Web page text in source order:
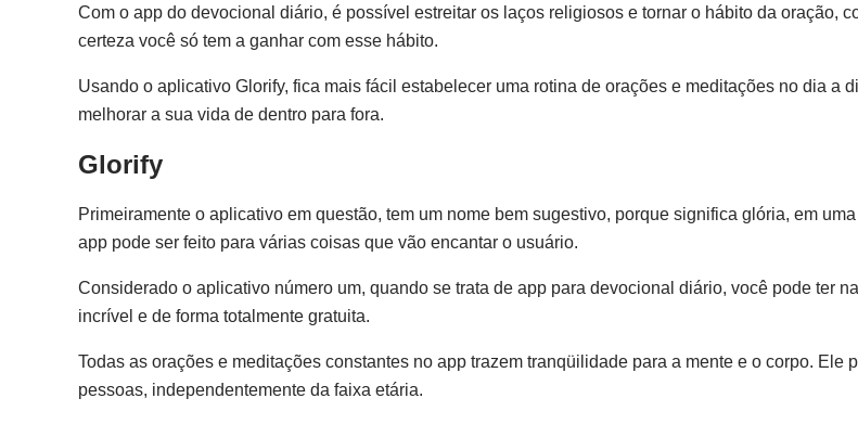
Com o app do devocional diário, é possível estreitar os laços religiosos e tornar o hábito da oração,
certeza você só tem a ganhar com esse hábito.
Usando o aplicativo Glorify, fica mais fácil estabelecer uma rotina de orações e meditações no dia a
melhorar a sua vida de dentro para fora.
Glorify
Primeiramente o aplicativo em questão, tem um nome bem sugestivo, porque significa glória, em
app pode ser feito para várias coisas que vão encantar o usuário.
Considerado o aplicativo número um, quando se trata de app para devocional diário, você pode ter
incrível e de forma totalmente gratuita.
Todas as orações e meditações constantes no app trazem tranqüilidade para a mente e o corpo. Ele
pessoas, independentemente da faixa etária.